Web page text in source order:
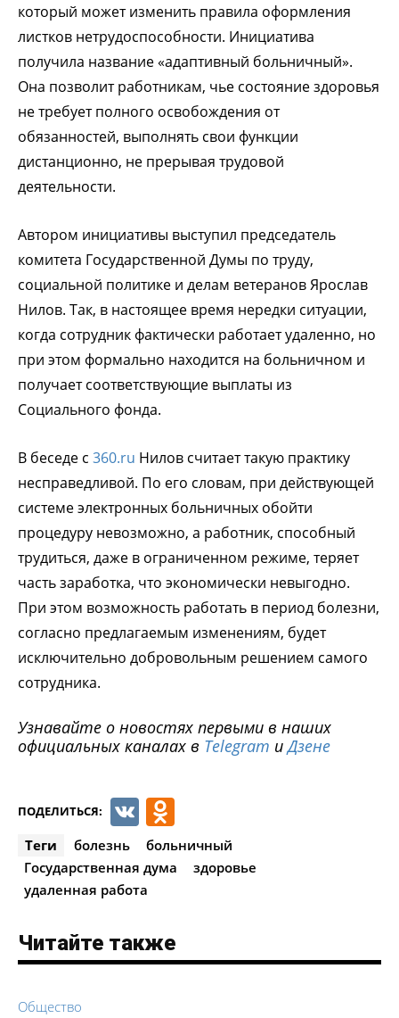
который может изменить правила оформления
листков нетрудоспособности. Инициатива
получила название «адаптивный больничный».
Она позволит работникам, чье состояние здоровья
не требует полного освобождения от
обязанностей, выполнять свои функции
дистанционно, не прерывая трудовой
деятельности.
Автором инициативы выступил председатель
комитета Государственной Думы по труду,
социальной политике и делам ветеранов Ярослав
Нилов. Так, в настоящее время нередки ситуации,
когда сотрудник фактически работает удаленно, но
при этом формально находится на больничном и
получает соответствующие выплаты из
Социального фонда.
В беседе с 360.ru Нилов считает такую практику
несправедливой. По его словам, при действующей
системе электронных больничных обойти
процедуру невозможно, а работник, способный
трудиться, даже в ограниченном режиме, теряет
часть заработка, что экономически невыгодно.
При этом возможность работать в период болезни,
согласно предлагаемым изменениям, будет
исключительно добровольным решением самого
сотрудника.
Узнавайте о новостях первыми в наших
официальных каналах в Telegram иДзене
ПОДЕЛИТЬСЯ: VK
Теги болезнь
больничный
Государственная дума
здоровье
удаленная работа
Читайте также
Общество